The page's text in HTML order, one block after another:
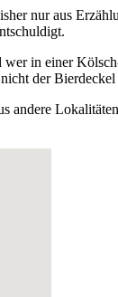
nur aus
in einer
der